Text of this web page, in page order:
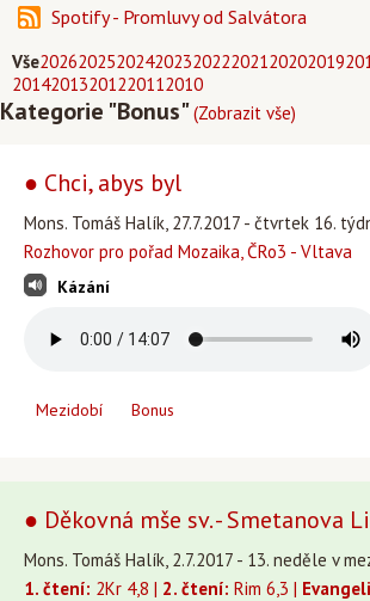
Vše20262025202420232022202120202019
20142013201220112010
Kategorie "Bonus"(Zobrazit vše)
● Chci, abys byl
Mons. Tomáš Halík, 27.7.2017 - čtvrtek 16.
Rozhovor pro pořad Mozaika, ČRo3 - Vltava
Kázání
Mezidobí Bonus
● Děkovná mše sv. - Smetanova
Mons. Tomáš Halík, 2.7.2017 - 13. neděle v
1. čtení: 2Kr 4,8 | 2. čtení: Rim 6,3 |
Spotify - Promluvy od Salvátora